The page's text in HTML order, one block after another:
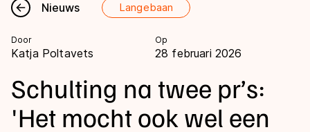
Nieuws
Kalender
Disciplines
Nieuws Langebaan
Door
Katja Poltavets
Op
28 februari 2026
Schulting na twee pr’s:
'Het mocht ook wel een